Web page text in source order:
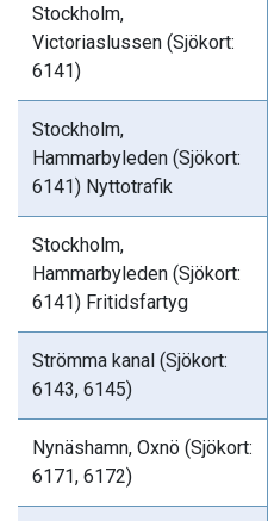
Stockholm,
Victoriaslussen (Sjökort:
6141)
Stockholm,
Hammarbyleden (Sjökort:
6141) Nyttotrafik
Stockholm,
Hammarbyleden (Sjökort:
6141) Fritidsfartyg
Strömma kanal (Sjökort:
6143, 6145)
Nynäshamn, Oxnö (Sjökort:
6171, 6172)